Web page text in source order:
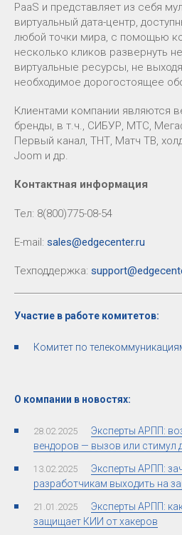
PaaS и представляет из себя
виртуальный дата-центр,
любой точки мира, с помощью
несколько кликов развернуть
виртуальные ресурсы, не
необходимое дорогостоящее
Клиентами компании являются
бренды, в т.ч., СИБУР, МТС,
Первый канал, ТНТ, Матч ТВ,
Joom и др.
Контактная информация
Тел: 8(800)775-08-54
E-mail: sales@edgecenter.ru
Техподдержка:
Участие в работе комитетов:
Комитет по
О компании в новостях:
28.02.2025
Эксперты АРПП:
вендоров — вызов или стимул
13.02.2025
Эксперты АРПП:
разработчикам выходить на
21.01.2025
Эксперты АРПП:
защищает КИИ от хакеров